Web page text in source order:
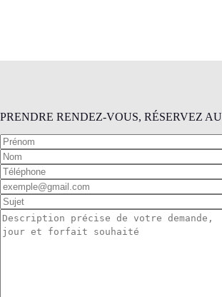
PRENDRE RENDEZ-VOUS, RÉSERVEZ AU